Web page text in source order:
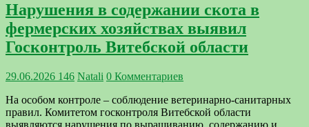
Нарушения в содержании скота в
фермерских хозяйствах выявил
Госконтроль Витебской области
29.06.2026 146 Natali 0 Комментариев
На особом контроле – соблюдение ветеринарно-санитарных
правил. Комитетом госконтроля Витебской области